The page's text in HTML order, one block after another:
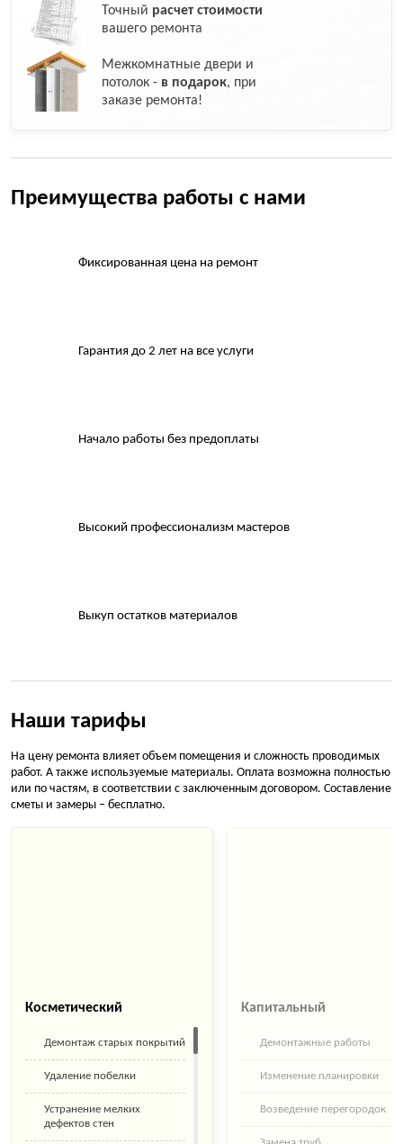
Точный расчет стоимости
вашего ремонта
Межкомнатные двери и
потолок - в подарок, при
заказе ремонта!
Преимущества работы с нами
Фиксированная цена на ремонт
Гарантия до 2 лет на все услуги
Начало работы без предоплаты
Высокий профессионализм мастеров
Выкуп остатков материалов
Наши тарифы
На цену ремонта влияет объем помещения и сложность проводимых
работ. А также используемые материалы. Оплата возможна полностью
или по частям, в соответствии с заключенным договором. Составление
сметы и замеры – бесплатно.
Косметический
Демонтаж старых покрытий
Удаление побелки
Устранение мелких
дефектов стен
Капитальный
Демонтажные работы
Изменение планировки
Возведение перегородок